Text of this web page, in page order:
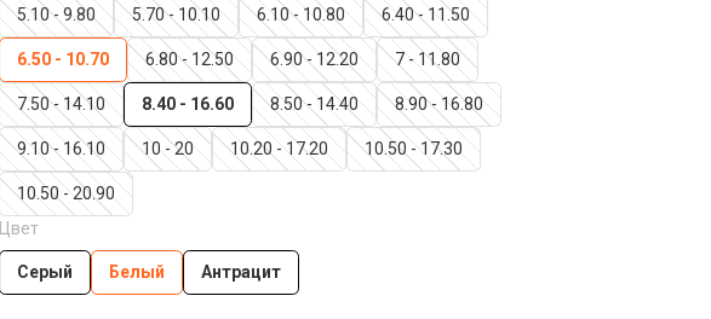
5.10 - 9.80 5.70 - 10.10 6.10 - 10.80 6.40 - 11.50
6.50 - 10.70 6.80 - 12.50 6.90 - 12.20 7 - 11.80
7.50 - 14.10 8.40 - 16.60 8.50 - 14.40 8.90 - 16.80
9.10 - 16.10 10 - 20 10.20 - 17.20 10.50 - 17.30
10.50 - 20.90
Цвет
Серый Белый Антрацит